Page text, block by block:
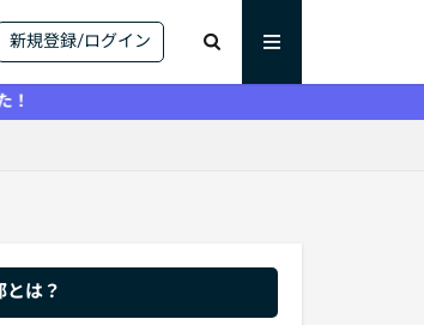
新規登録/ログイン
とは？